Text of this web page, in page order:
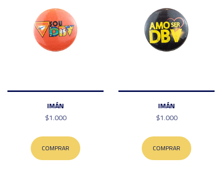
IMÁN
$1.000
COMPRAR
IMÁN
$1.000
COMPRAR